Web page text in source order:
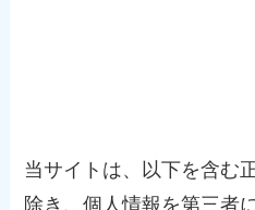
当サイトは、以下を含む
除き、個人情報を第三者